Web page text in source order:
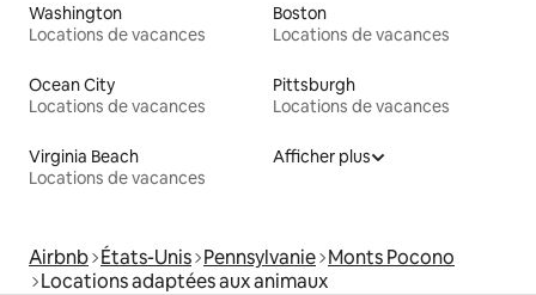
Washington
Locations de vacances
Boston
Locations de vacances
Ocean City
Locations de vacances
Pittsburgh
Locations de vacances
Virginia Beach
Locations de vacances
Afficher plus
Airbnb États-Unis Pennsylvanie Monts Pocono
Locations adaptées aux animaux